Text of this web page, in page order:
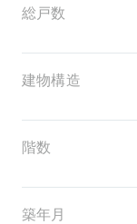
総戸数
建物構造
階数
築年月